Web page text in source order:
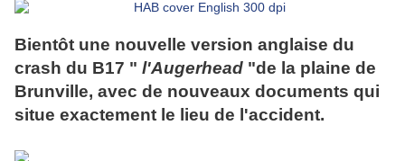
Bientôt une nouvelle version anglaise du
crash du B17 " l'Augerhead "de la plaine de
Brunville, avec de nouveaux documents qui
situe exactement le lieu de l'accident.